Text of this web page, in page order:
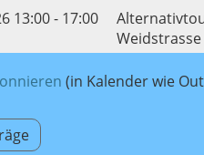
13:00 - 17:00
(in Kalender wie